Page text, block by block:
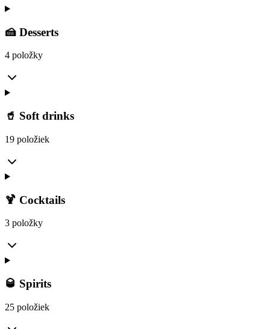
🍰 Desserts
4 položky
🥤 Soft drinks
19 položiek
🍹 Cocktails
3 položky
🥃 Spirits
25 položiek